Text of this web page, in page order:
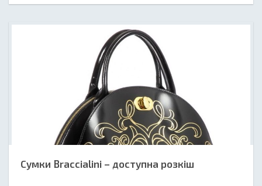
Сумки Braccialini – доступна розкіш